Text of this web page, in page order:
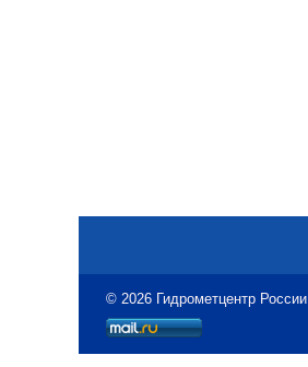
© 2026 Гидрометцентр России